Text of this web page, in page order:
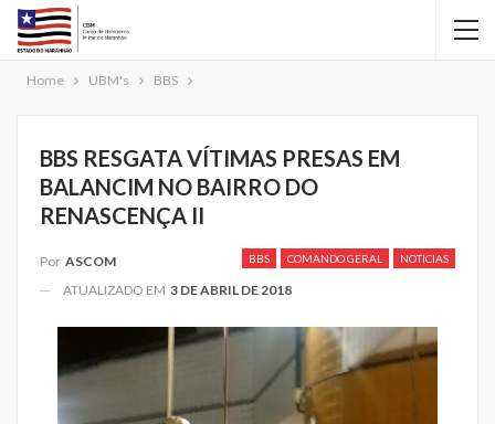
Home UBM's BBS
BBS RESGATA VÍTIMAS PRESAS EM
BALANCIM NO BAIRRO DO
RENASCENÇA II
BBS COMANDO GERAL NOTICIAS
Por ASCOM
ATUALIZADO EM 3 DE ABRIL DE 2018